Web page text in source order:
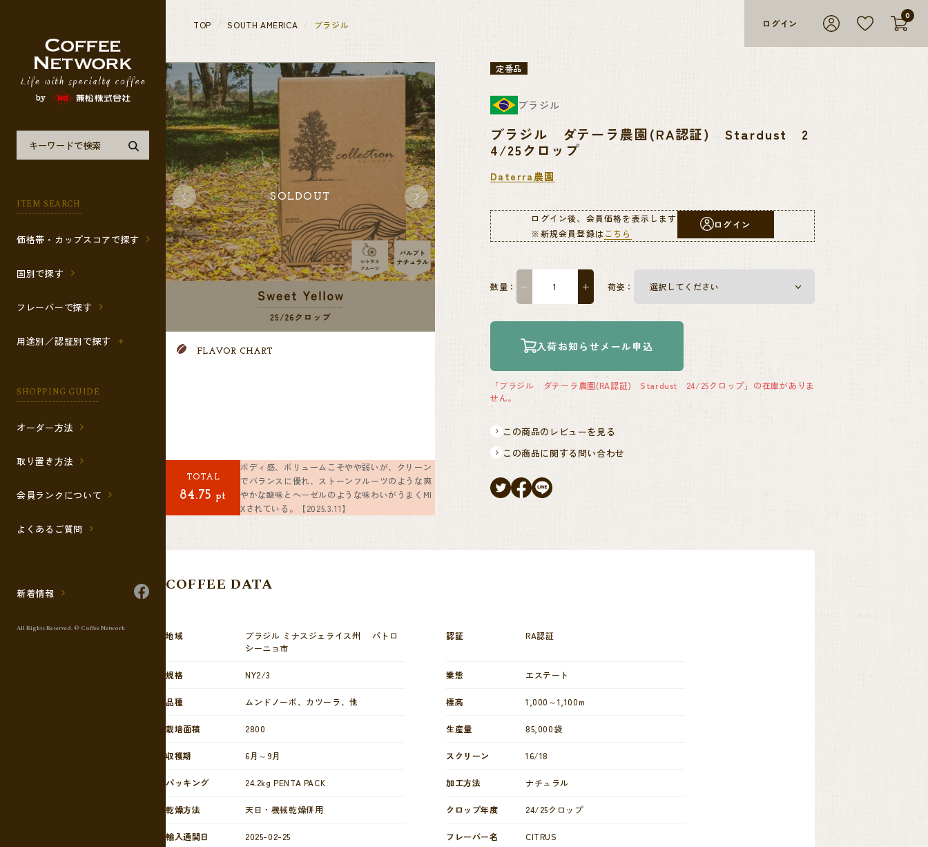
ITEM SEARCH
価格帯・カップスコアで探す
国別で探す
フレーバーで探す
用途別／認証別で探す
SHOPPING GUIDE
オーダー方法
取り置き方法
会員ランクについて
よくあるご質問
新着情報
All Rights Reserved. © Coffee Network
ログイン
0
TOP SOUTH AMERICA ブラジル
SOLDOUT
FLAVOR CHART
TOTAL
84.75 pt
ボディ感、ボリュームこそやや弱いが、クリーン
でバランスに優れ、ストーンフルーツのような爽
やかな酸味とヘーゼルのような味わいがうまくMI
Xされている。【2025.3.11】
定番品
ブラジル
ブラジル ダテーラ農園(RA認証) Stardust 2
4/25クロップ
Daterra農園
ログイン後、会員価格を表示します
※新規会員登録は こちら
ログイン
数量： − ＋ 荷姿：
入荷お知らせメール申込
「ブラジル ダテーラ農園(RA認証) Stardust 24/25クロップ」の在庫がありま
せん。
この商品のレビューを見る
この商品に関する問い合わせ
COFFEE DATA
地域
ブラジル ミナスジェライス州 パトロ
シーニョ市
認証 RA認証
規格 NY2/3 業態 エステート
品種 ムンドノーボ、カツーラ、他 標高 1,000～1,100m
栽培面積 2800 生産量 85,000袋
収穫期 6月～9月 スクリーン 16/18
パッキング 24.2kg PENTA PACK 加工方法 ナチュラル
乾燥方法 天日・機械乾燥併用 クロップ年度 24/25クロップ
輸入通関日 2025-02-25 フレーバー名 CITRUS